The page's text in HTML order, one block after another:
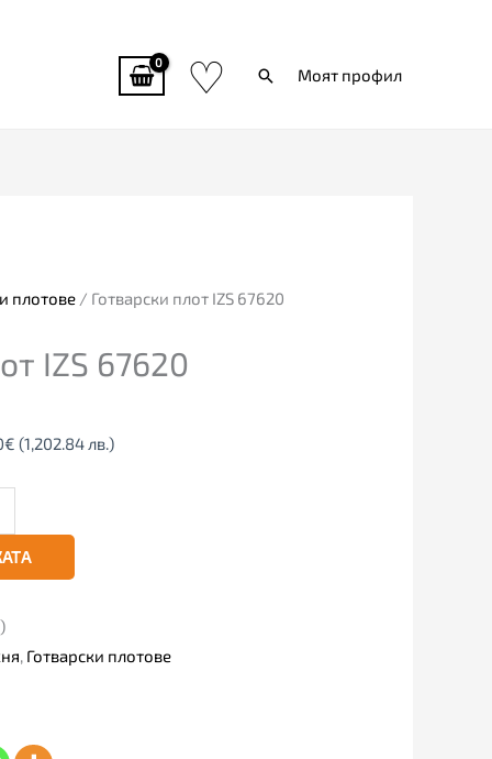
♡ ТърсиМоят профил
плотове / Готварски плот IZS 67620
IZS 67620
€ (1,202.84 лв.)
615.00€
лв.).
, Готварски плотове